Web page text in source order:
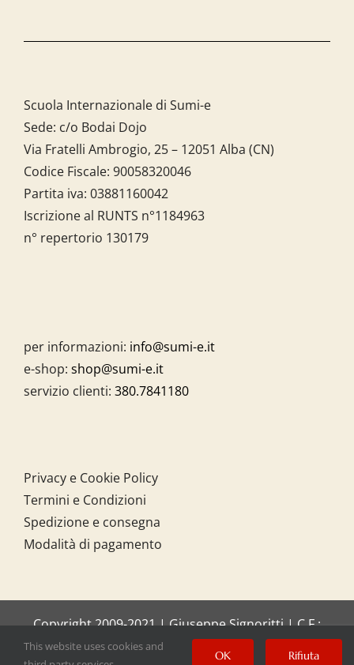
Scuola Internazionale di Sumi-e
Sede: c/o Bodai Dojo
Via Fratelli Ambrogio, 25 – 12051 Alba (CN)
Codice Fiscale: 90058320046
Partita iva: 03881160042
Iscrizione al RUNTS n°1184963
n° repertorio 130179
per informazioni: info@sumi-e.it
e-shop: shop@sumi-e.it
servizio clienti: 380.7841180
Privacy e Cookie Policy
Termini e Condizioni
Spedizione e consegna
Modalità di pagamento
Copyright 2009-2021 | Giuseppe Signoritti | C.F.:
SGNGPP61C20I158O
This website uses cookies and
OK Rifiuta